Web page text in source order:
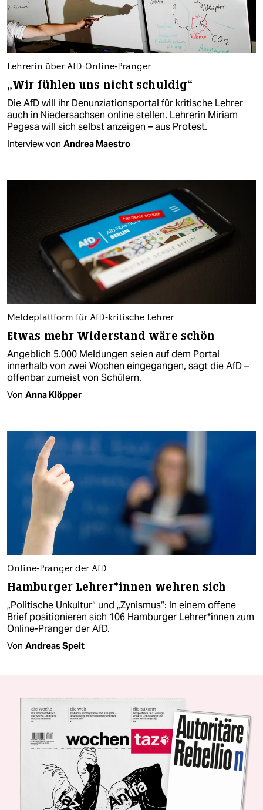
Lehrerin über AfD-Online-Pranger
„Wir fühlen uns nicht schuldig“
Die AfD will ihr Denunziationsportal für kritische Lehrer
auch in Niedersachsen online stellen. Lehrerin Miriam
Pegesa will sich selbst anzeigen – aus Protest.
Interview von Andrea Maestro
Meldeplattform für AfD-kritische Lehrer
Etwas mehr Widerstand wäre schön
Angeblich 5.000 Meldungen seien auf dem Portal
innerhalb von zwei Wochen eingegangen, sagt die AfD –
offenbar zumeist von Schülern.
Von Anna Klöpper
Online-Pranger der AfD
Hamburger Lehrer*innen wehren sich
„Politische Unkultur“ und „Zynismus“: In einem offene
Brief positionieren sich 106 Hamburger Lehrer*innen zum
Online-Pranger der AfD.
Von Andreas Speit